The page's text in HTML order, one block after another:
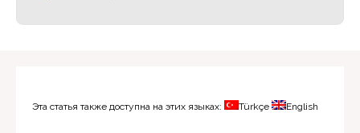
Эта статья также доступна на этих языках: Türkçe English